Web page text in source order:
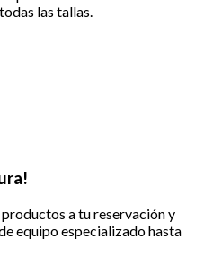
las tallas.
a tu reservación y
equipo especializado hasta